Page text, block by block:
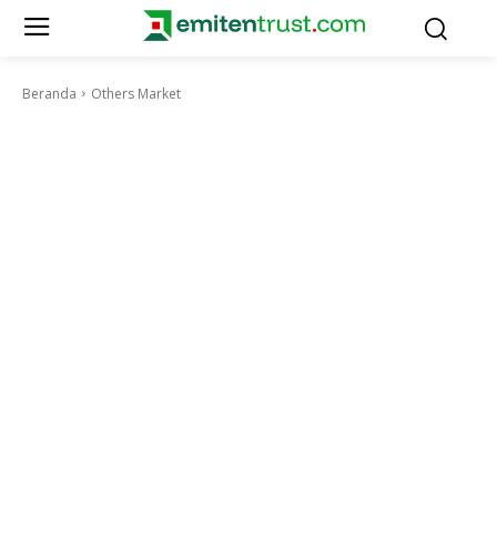
Beranda Others Market